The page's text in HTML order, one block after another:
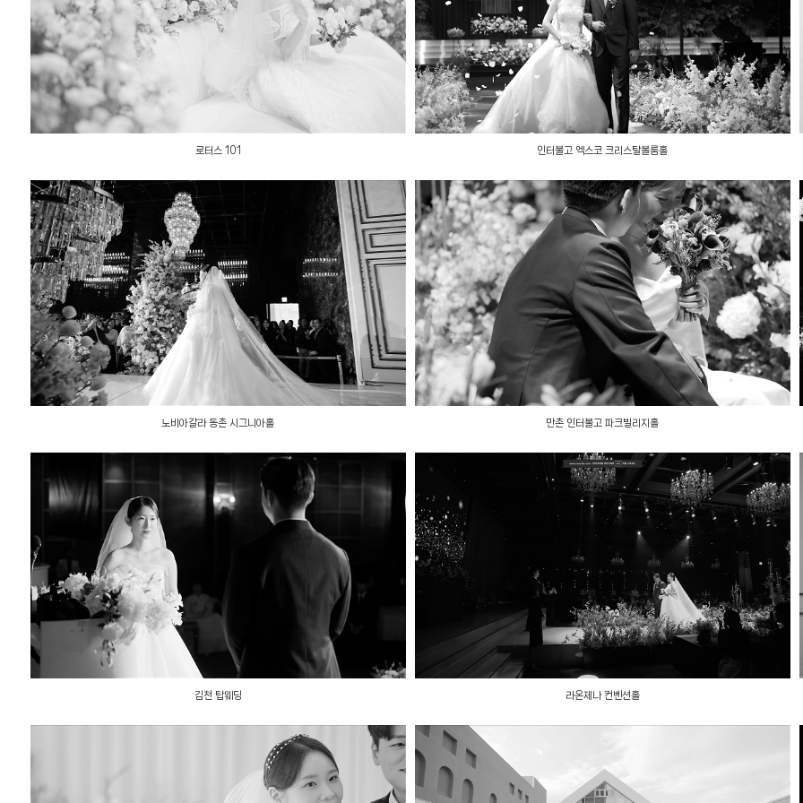
로터스 101 인터불고 엑스코 크리스탈볼룸홀
노비아갈라 동촌 시그니아홀 만촌 인터불고 파크빌리지홀
김천 탑웨딩 라온제나 컨벤션홀